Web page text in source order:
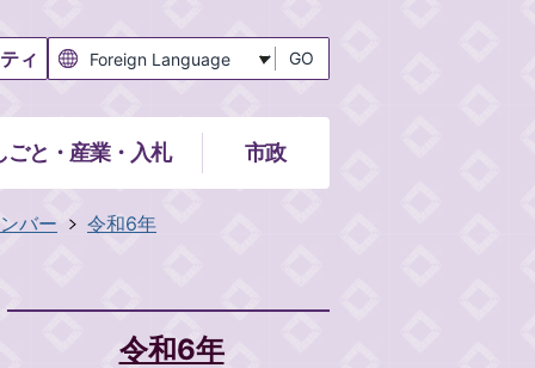
ィ GO
ごと・産業・入札 市政
バー
令和6年
令和6年